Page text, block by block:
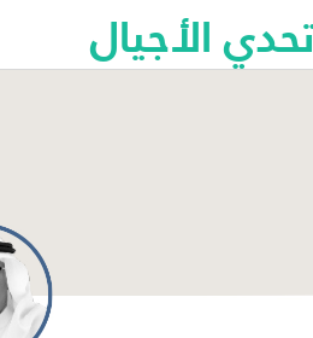
الأجيال